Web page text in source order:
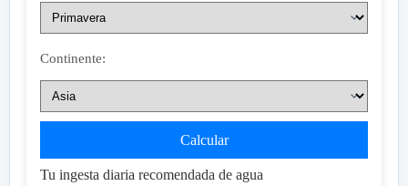
Continente:
Calcular
Tu ingesta diaria recomendada de agua